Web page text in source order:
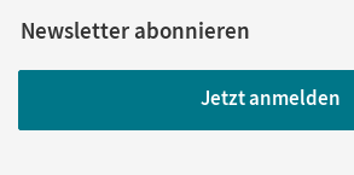
Newsletter abonnieren
Jetzt anmelden